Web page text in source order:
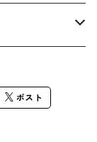
ポスト